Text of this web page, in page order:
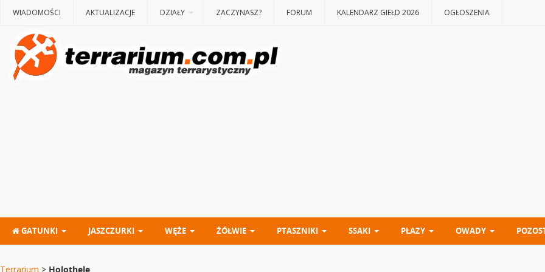
WIADOMOŚCI AKTUALIZACJE DZIAŁY ZACZYNASZ? FORUM KALENDARZ GIEŁD 2026 OGŁOSZENIA
GATUNKI JASZCZURKI WĘŻE ŻÓŁWIE PTASZNIKI SSAKI PŁAZY OWADY
Terrarium > Holothele